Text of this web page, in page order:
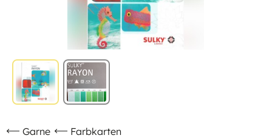
Garne Farbkarten